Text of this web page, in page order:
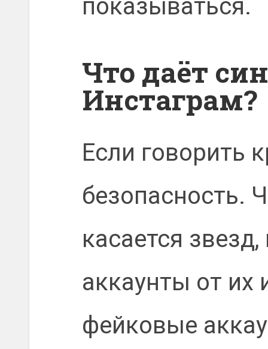
показываться.
Что даёт
Инстаграм?
Если говорить
безопасность.
касается
аккаунты от
фейковые